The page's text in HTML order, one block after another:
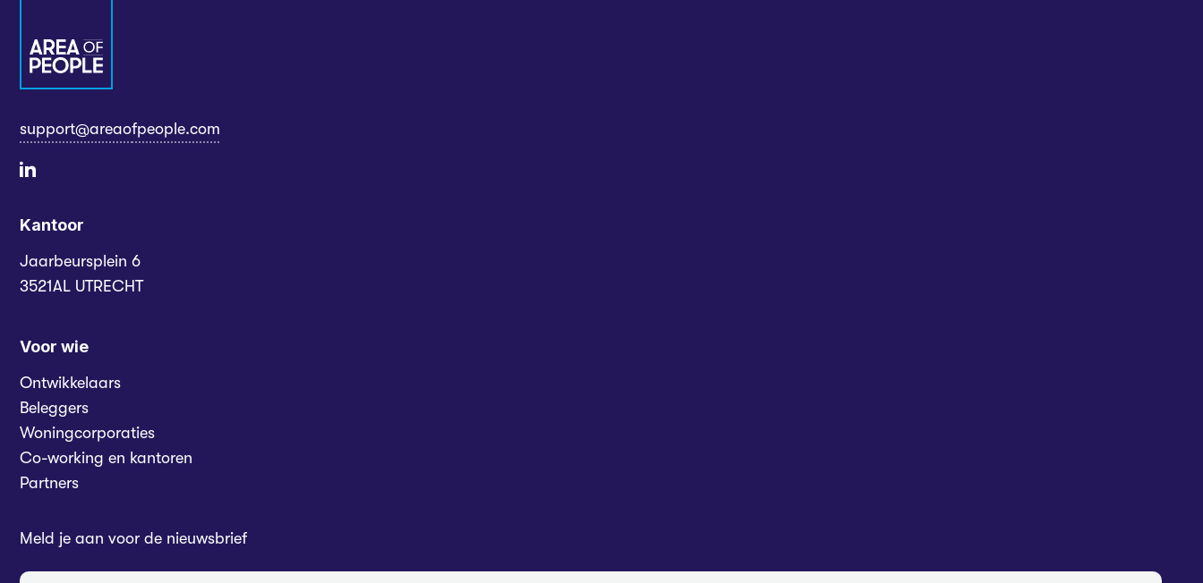
support@areaofpeople.com
Kantoor
Jaarbeursplein 6
3521AL UTRECHT
Voor wie
Ontwikkelaars
Beleggers
Woningcorporaties
Co-working en kantoren
Partners
Meld je aan voor de nieuwsbrief